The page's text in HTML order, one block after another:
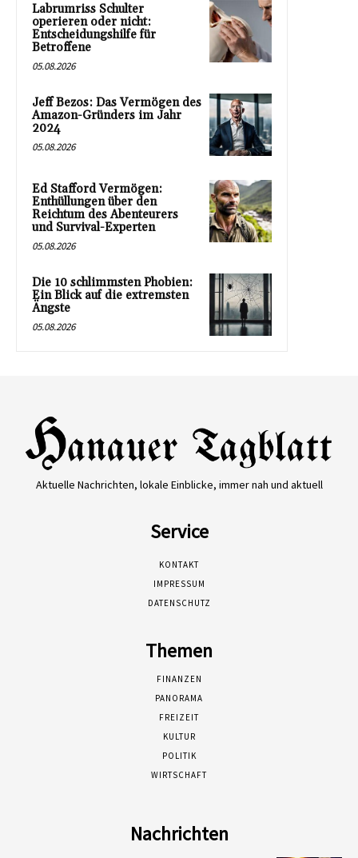
Labrumriss Schulter
operieren oder nicht:
Entscheidungshilfe für
Betroffene
05.08.2026
Jeff Bezos: Das Vermögen des
Amazon-Gründers im Jahr
2024
05.08.2026
Ed Stafford Vermögen:
Enthüllungen über den
Reichtum des Abenteurers
und Survival-Experten
05.08.2026
Die 10 schlimmsten Phobien:
Ein Blick auf die extremsten
Ängste
05.08.2026
Aktuelle Nachrichten, lokale Einblicke, immer nah und aktuell
Service
KONTAKT
IMPRESSUM
DATENSCHUTZ
Themen
FINANZEN
PANORAMA
FREIZEIT
KULTUR
POLITIK
WIRTSCHAFT
Nachrichten